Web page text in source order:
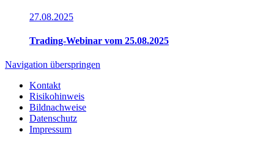
27.08.2025
Trading-Webinar vom 25.08.2025
Navigation überspringen
Kontakt
Risikohinweis
Bildnachweise
Datenschutz
Impressum